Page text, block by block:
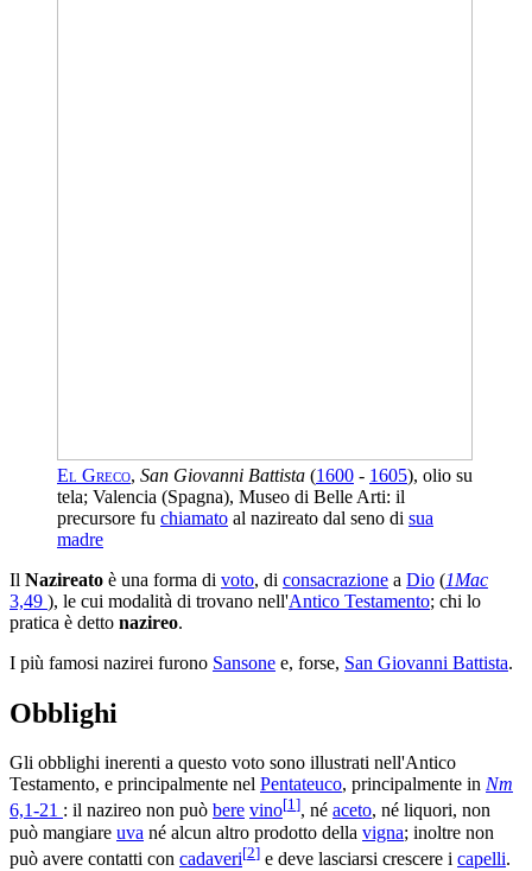
El Greco, San Giovanni Battista (1600 - 1605), olio su
tela; Valencia (Spagna), Museo di Belle Arti: il
precursore fu chiamato al nazireato dal seno di sua
madre
Il Nazireato è una forma di voto, di consacrazione a Dio (1Mac
3,49 ), le cui modalità di trovano nell'Antico Testamento; chi lo
pratica è detto nazireo.
I più famosi nazirei furono Sansone e, forse, San Giovanni Battista.
Obblighi
Gli obblighi inerenti a questo voto sono illustrati nell'Antico
Testamento, e principalmente nel Pentateuco, principalmente in Nm
6,1-21 : il nazireo non può bere vino[1], né aceto, né liquori, non
può mangiare uva né alcun altro prodotto della vigna; inoltre non
può avere contatti con cadaveri[2] e deve lasciarsi crescere i capelli.